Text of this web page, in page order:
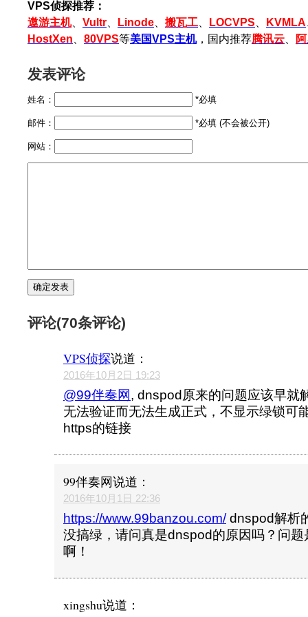
VPS侦探推荐：
遨游主机、 Vultr Linode 搬瓦工 LOCVPS KVMLA
HostXen
80VPS等美国VPS主机，国内推荐腾讯云
发表评论
姓名： *必填
邮件： *必填 (不会被公开)
网站：
评论(70条评论)
VPS侦探说道：
2016年10月2日 19:23
@99伴奏网, dnspod原来的问题应该早就
无法验证而无法生成正式，不显示绿锁可
https的链接
99伴奏网说道：
2016年10月1日 22:36
https://www.99banzou.com/dnspod解析
没搞绿，请问真是dnspod的原因吗？问
啊！
xingshu说道：